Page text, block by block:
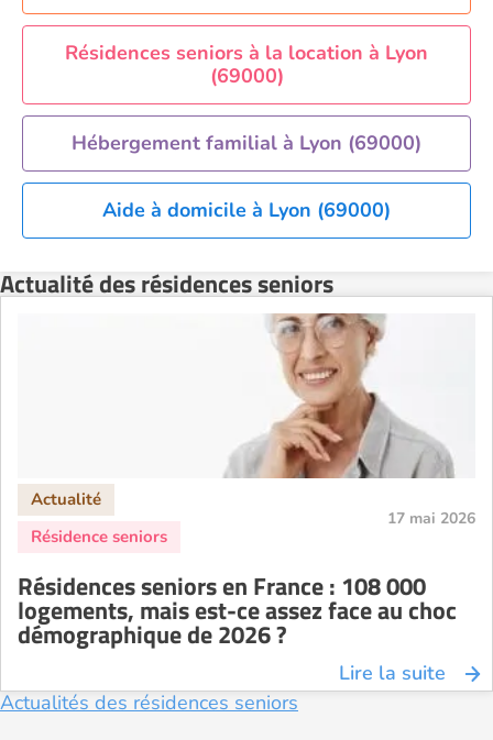
Résidences seniors à la location à Lyon
(69000)
Hébergement familial à Lyon (69000)
Aide à domicile à Lyon (69000)
Actualité des résidences seniors
17 mai 2026
Résidences seniors en France : 108 000
logements, mais est-ce assez face au choc
démographique de 2026 ?
Lire la suite
Actualités des résidences seniors